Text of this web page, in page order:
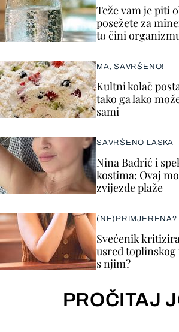
Teže vam je piti
posežete za
to čini
MA, SAVRŠENO!
Kultni kolač
tako ga lako
sami
SAVRŠENO LASKA
Nina Badrić i
kostima: Ovaj
zvijezde plaže
(NE)PRIMJERENA?
Svećenik
usred toplinskog
s njim?
PROČITAJ